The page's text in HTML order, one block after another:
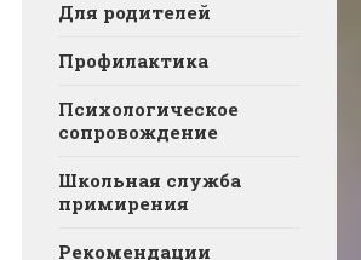
Для родителей
Профилактика
Психологическое
сопровождение
Школьная служба
примирения
Рекомендации